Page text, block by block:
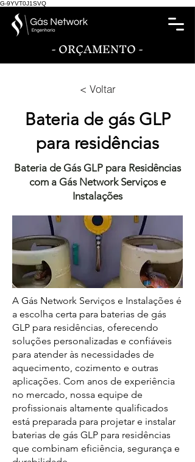
G-9YVT0J1SVQ
- ORÇAMENTO -
< Voltar
Bateria de gás GLP
para residências
Bateria de Gás GLP para Residências
com a Gás Network Serviços e
Instalações
A Gás Network Serviços e Instalações é
a escolha certa para baterias de gás
GLP para residências, oferecendo
soluções personalizadas e confiáveis
para atender às necessidades de
aquecimento, cozimento e outras
aplicações. Com anos de experiência
no mercado, nossa equipe de
profissionais altamente qualificados
está preparada para projetar e instalar
baterias de gás GLP para residências
que combinam eficiência, segurança e